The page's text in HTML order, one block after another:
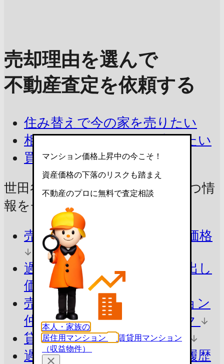
売却理由を選んで
不動産査定を依頼する
住み替えで今の家を売りたい
相続したマンションを売りたい
買取を相談したい
世田谷上町ハイムの売却に
役立つ情
報をチェック！
売ったらいくら？ 参考査定価格
過去の売出し価格を知る
売出し
価格の掲載履歴(7件)
売却の方法でシミュレーション
仲介と買取の違いをチェック
貸したらいくら？参考賃料
過去の賃料を知る
賃貸掲載履歴
マンション価格上昇中の今こそ！
資産価格の下落のリスクも踏まえ
不動産のプロに無料で査定相談
本人・家族の
居住用マンション
賃貸用マンション
（収益物件）